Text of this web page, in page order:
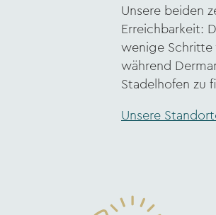
Unsere beiden
Erreichbarkeit:
wenige
während
Stadelhofen zu
Unsere